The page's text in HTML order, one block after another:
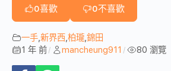
0喜歡 0不喜歡
一手 新界西 柏瓏 錦田
1 年 前 / mancheung911 / 80 瀏覽